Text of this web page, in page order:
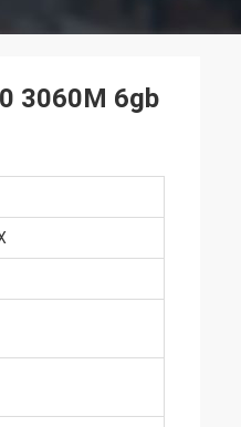
3060M 6gb